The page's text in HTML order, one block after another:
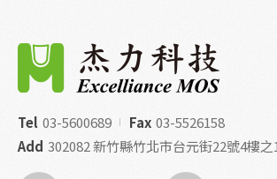
Tel 03-5600689 Fax 03-5526158
Add 302082 新竹縣竹北市台元街22號4樓之